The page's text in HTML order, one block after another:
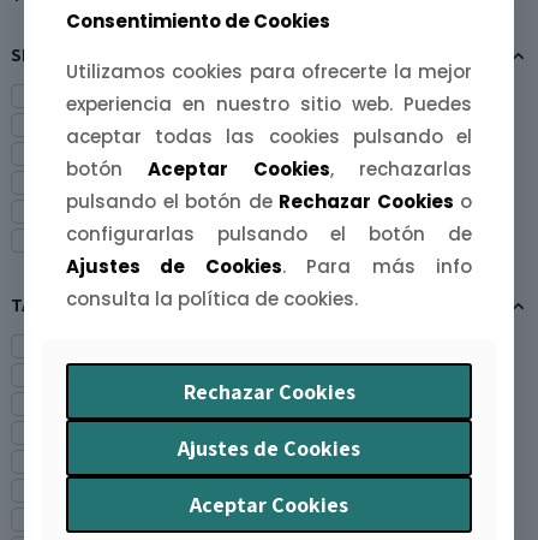
SERIES
Badajoz - Plaza Alta
Cáceres - Torre de Bujaco
Guadalupe - Real Monasterio
Malpartida de Cáceres - Museo Vostell
Tierra de Leyendas
Tierra de Monumentos
TAMAÑOS
A4 + Marco (Blanco)
A4 + Marco (Negro)
A5 + Marco (Negro)
Consentimiento de Cookies
Utilizamos cookies para ofrecerte la mejor
experiencia en nuestro sitio web. Puedes
aceptar todas las cookies pulsando el
botónAceptar Cookies, rechazarlas
pulsando el botón de Rechazar Cookies o
configurarlas pulsando el botón de
Ajustes de Cookies. Para más info
consulta la política de cookies.
Rechazar Cookies
Ajustes de Cookies
Aceptar Cookies